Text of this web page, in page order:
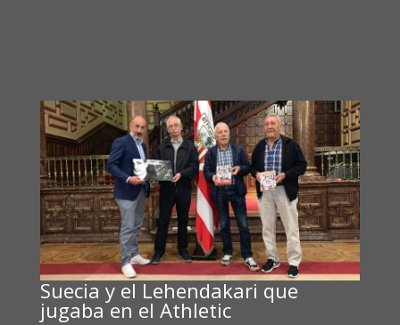
Suecia y el Lehendakari que
jugaba en el Athletic